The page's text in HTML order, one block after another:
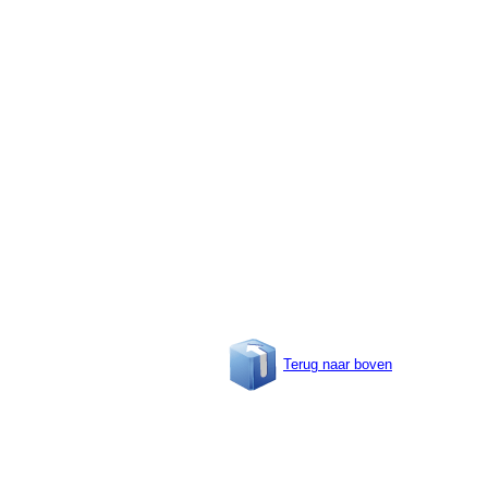
Terug naar boven